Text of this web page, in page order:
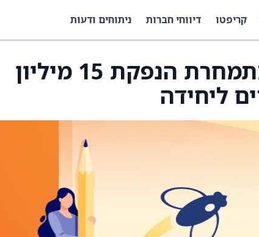
קריפטו דיווחי חברות ניתוחים ודעות
SUMA Acquisition מתמחרת הנפקת 15 מיליון